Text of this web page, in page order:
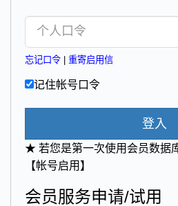
忘记口令 重寄启用信
记住帐号口令
登入
★ 若您是第一次使用会员数据
【帐号启用】
会员服务申请/试用